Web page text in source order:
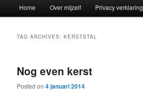
Skip
content
Skip
content
Home Over mijzelf Privacy verklaring
TAG ARCHIVES:KERSTSTAL
Nog even kerst
Posted on4 januari 2014